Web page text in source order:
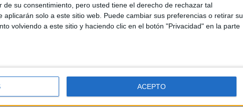
su consentimiento, pero usted tiene el derecho de rechazar tal
aplicarán solo a este sitio web. Puede cambiar sus preferencias o retirar su
volviendo a este sitio y haciendo clic en el botón "Privacidad" en la parte
ACEPTO
detalle
HACE 35 MINUTOS